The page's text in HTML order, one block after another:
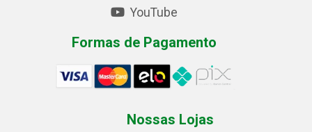
YouTube
Formas de Pagamento
Nossas Lojas